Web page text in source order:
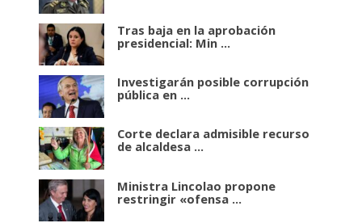
Tras baja en la aprobación
presidencial: Min ...
Investigarán posible corrupción
pública en ...
Corte declara admisible recurso
de alcaldesa ...
Ministra Lincolao propone
restringir «ofensa ...